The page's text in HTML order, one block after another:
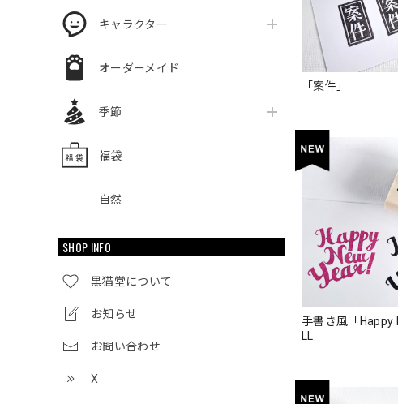
キャラクター
オーダーメイド
季節
福袋
自然
SHOP INFO
黒猫堂について
お知らせ
お問い合わせ
X
「案件」
手書き風「Happy
LL